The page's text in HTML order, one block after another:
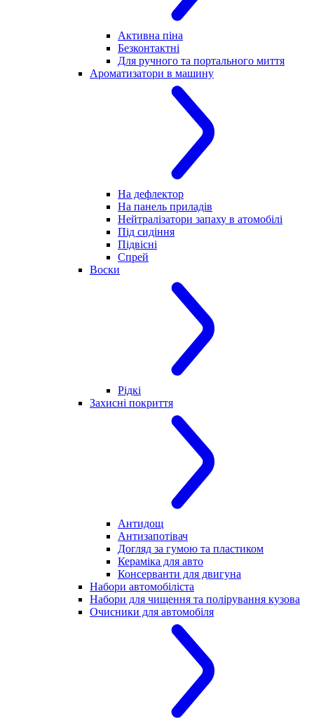
Активна піна
Безконтактні
Для ручного та портального миття
Ароматизатори в машину
На дефлектор
На панель приладів
Нейтралізатори запаху в атомобілі
Під сидіння
Підвісні
Спрей
Воски
Рідкі
Захисні покриття
Антидощ
Антизапотівач
Догляд за гумою та пластиком
Кераміка для авто
Консерванти для двигуна
Набори автомобіліста
Набори для чищення та полірування кузова
Очисники для автомобіля